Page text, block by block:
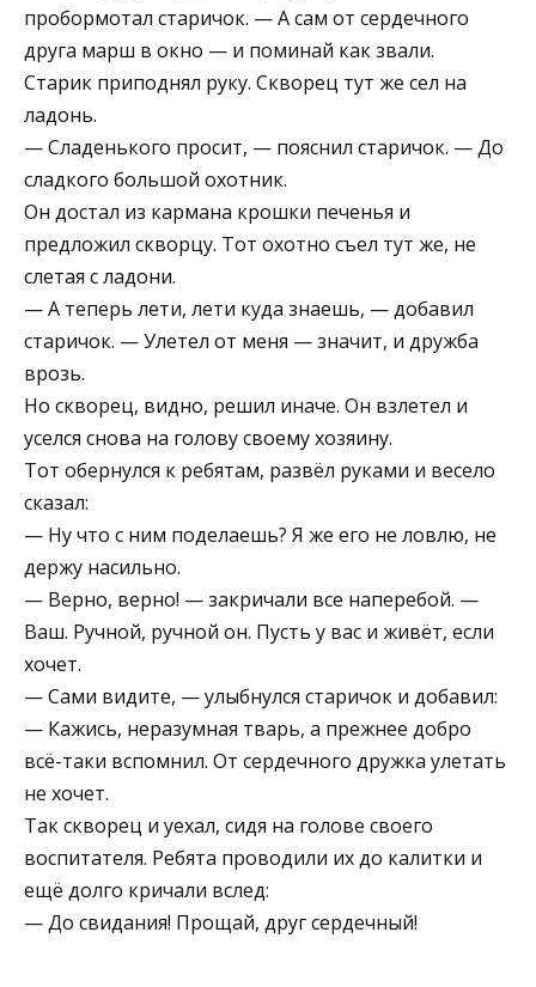
пробормотал старичок. — А сам от сердечного
друга марш в окно — и поминай как звали.
Старик приподнял руку. Скворец тут же сел на
ладонь.
— Сладенького просит, — пояснил старичок. — До
сладкого большой охотник.
Он достал из кармана крошки печенья и
предложил скворцу. Тот охотно съел тут же, не
слетая с ладони.
— А теперь лети, лети куда знаешь, — добавил
старичок. — Улетел от меня — значит, и дружба
врозь.
Но скворец, видно, решил иначе. Он взлетел и
уселся снова на голову своему хозяину.
Тот обернулся к ребятам, развёл руками и весело
сказал:
— Ну что с ним поделаешь? Я же его не ловлю, не
держу насильно.
— Верно, верно! — закричали все наперебой. —
Ваш. Ручной, ручной он. Пусть у вас и живёт, если
хочет.
— Сами видите, — улыбнулся старичок и добавил:
— Кажись, неразумная тварь, а прежнее добро
всё-таки вспомнил. От сердечного дружка улетать
не хочет.
Так скворец и уехал, сидя на голове своего
воспитателя. Ребята проводили их до калитки и
ещё долго кричали вслед:
— До свидания! Прощай, друг сердечный!